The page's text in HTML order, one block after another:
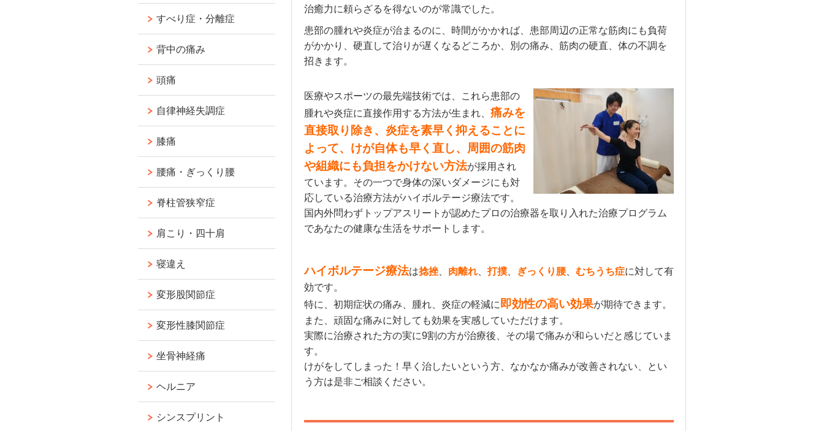
治癒力に頼らざるを得ないのが常識でした。
患部の腫れや炎症が治まるのに、時間がかかれば、患部周辺の正常な筋肉にも負荷
がかかり、硬直して治りが遅くなるどころか、別の痛み、筋肉の硬直、体の不調を
招きます。
医療やスポーツの最先端技術では、これら患部の
腫れや炎症に直接作用する方法が生まれ、 痛みを
直接取り除き、炎症を素早く抑えることに
よって、けが自体も早く直し、周囲の筋肉
や組織にも負担をかけない方法が採用され
ています。その一つで身体の深いダメージにも対
応している治療方法がハイボルテージ療法です。
国内外問わずトップアスリートが認めたプロの治療器を取り入れた治療プログラム
であなたの健康な生活をサポートします。
ハイボルテージ療法は捻挫、 肉離れ、打撲、 ぎっくり腰、 むちうち症に対して有
効です。
特に、初期症状の痛み、腫れ、炎症の軽減に即効性の高い効果が期待できます。
また、頑固な痛みに対しても効果を実感していただけます。
実際に治療された方の実に9割の方が治療後、その場で痛みが和らいだと感じていま
す。
けがをしてしまった！早く治したいという方、なかなか痛みが改善されない、とい
う方は是非ご相談ください。
すべり症・分離症
背中の痛み
頭痛
自律神経失調症
膝痛
腰痛・ぎっくり腰
脊柱管狭窄症
肩こり・四十肩
寝違え
変形股関節症
変形性膝関節症
坐骨神経痛
ヘルニア
シンスプリント